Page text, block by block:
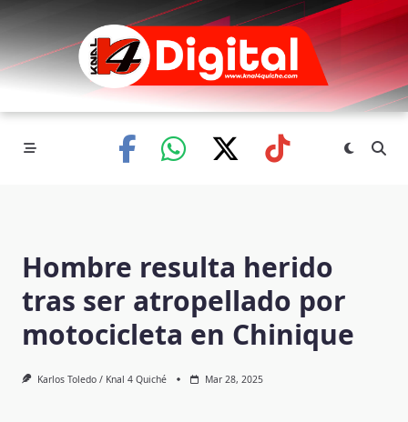
Skip
content
Hombre resulta herido
tras ser atropellado por
motocicleta en Chinique
Karlos Toledo / Knal 4 Quiché Mar 28, 2025